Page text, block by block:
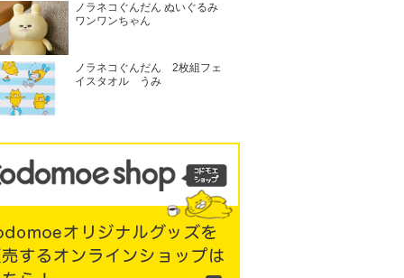
ノラネコぐんだん ぬいぐるみ
ワンワンちゃん
ノラネコぐんだん 2枚組フェ
イスタオル うみ